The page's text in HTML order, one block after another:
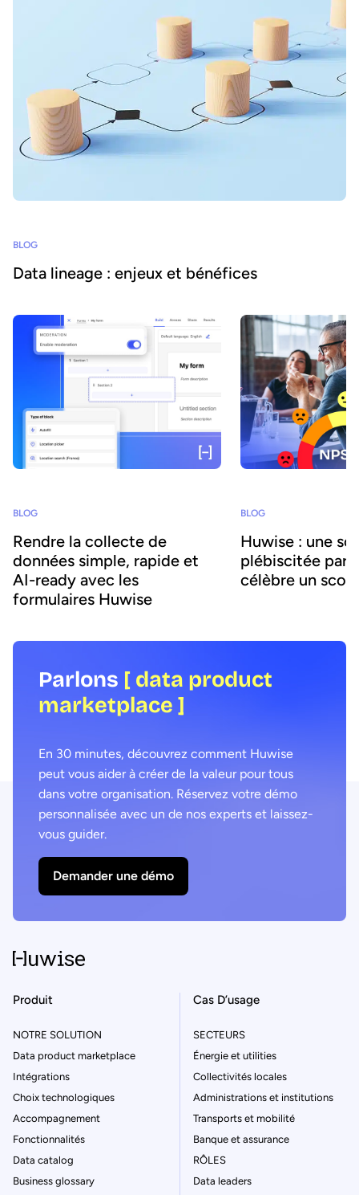
BLOG
Data lineage : enjeux et bénéfices
BLOG
Rendre la collecte de
données simple, rapide et
AI-ready avec les
formulaires Huwise
BLOG
Huwise : une
plébiscitée par
célèbre un
Parlons [ data product
marketplace ]
En 30 minutes, découvrez comment Huwise
peut vous aider à créer de la valeur pour tous
dans votre organisation. Réservez votre démo
personnalisée avec un de nos experts et laissez-
vous guider.
Demander une démo
Produit
NOTRE SOLUTION
Data product marketplace
Intégrations
Choix technologiques
Accompagnement
Fonctionnalités
Data catalog
Business glossary
Cas D’usage
SECTEURS
Énergie et utilities
Collectivités locales
Administrations et institutions
Transports et mobilité
Banque et assurance
RÔLES
Data leaders